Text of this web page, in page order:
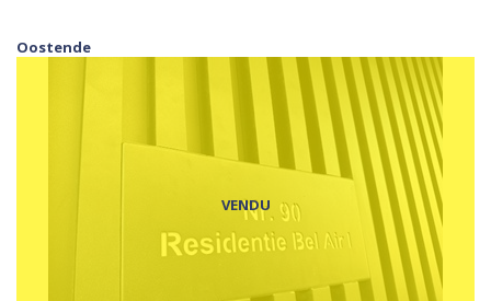
Oostende
VENDU